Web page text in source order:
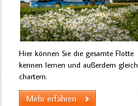
Hier können Sie die gesamte Flotte
kennen lernen und außerdem gleich
chartern.
Mehr erfahren